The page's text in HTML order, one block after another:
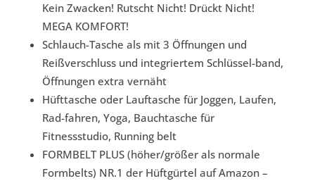
Kein Zwacken! Rutscht Nicht! Drückt Nicht!
MEGA KOMFORT!
Schlauch-Tasche als mit 3 Öffnungen und
Reißverschluss und integriertem Schlüssel-band,
Öffnungen extra vernäht
Hüfttasche oder Lauftasche für Joggen, Laufen,
Rad-fahren, Yoga, Bauchtasche für
Fitnessstudio, Running belt
FORMBELT PLUS (höher/größer als normale
Formbelts) NR.1 der Hüftgürtel auf Amazon –